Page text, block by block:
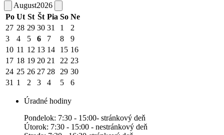
August2026
Po Ut St Št Pia So Ne
27 28 29 30 31 1
2
3
4 5 6 7 8
9
10 11 12 13 14 15 16
17 18 19 20 21 22 23
24 25 26 27 28 29 30
31 1 2 3 4 5 6
Úradné hodiny
Pondelok: 7:30 - 15:00- stránkový deň
Útorok: 7:30 - 15:00 - nestránkový deň